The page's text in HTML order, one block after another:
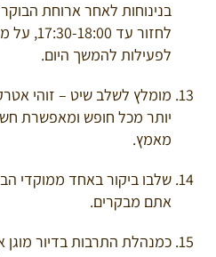
לחזור
לפעילות להמשך היום.
מומלץ לשלב שיט – זוהי
יותר מכל חופש ומאפשרת
מאמץ.
שלבו ביקור באחד ממוקדי
אתם מבקרים.
כמנהלת התרבות בדיור מוגן